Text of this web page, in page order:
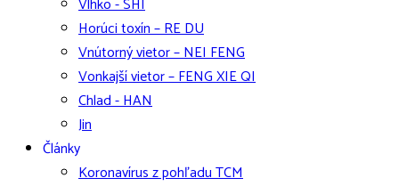
Horúci toxín – RE DU
Vnútorný vietor – NEI FENG
Vonkajší vietor – FENG XIE QI
Chlad - HAN
Jin
Články
Koronavírus z pohľadu TCM